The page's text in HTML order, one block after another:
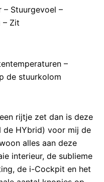
– Stuurgevoel –
– Zit
–
de stuurkolom
rijtje zet dan is deze
de HYbrid) voor mij de
alles aan deze
interieur, de sublieme
de i-Cockpit en het